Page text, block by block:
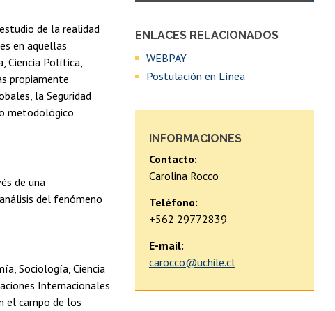
ENLACES RELACIONADOS
WEBPAY
Postulación en Línea
INFORMACIONES
Contacto:
Carolina Rocco
Teléfono:
+562 29772839
E-mail:
carocco@uchile.cl
de la realidad
en aquellas
Ciencia Política,
propiamente
la Seguridad
metodológico
de una
del fenómeno
Sociología, Ciencia
Internacionales
el campo de los